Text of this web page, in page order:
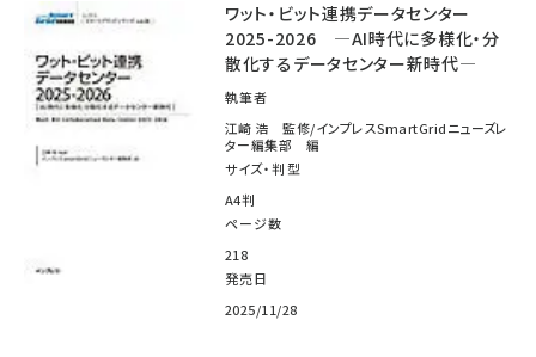
ワット・ビット連携データセンター
2025-2026 ―AI時代に多様化・分
散化するデータセンター新時代―
執筆者
江崎 浩 監修/インプレスSmartGridニューズレ
ター編集部 編
サイズ・判型
A4判
ページ数
218
発売日
2025/11/28